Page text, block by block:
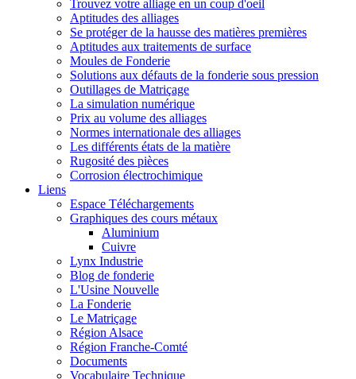
Trouvez votre alliage en un coup d'oeil
Aptitudes des alliages
Se protéger de la hausse des matières premières
Aptitudes aux traitements de surface
Moules de Fonderie
Solutions aux défauts de la fonderie sous pression
Outillages de Matriçage
La simulation numérique
Prix au volume des alliages
Normes internationale des alliages
Les différents états de la matière
Rugosité des pièces
Corrosion électrochimique
Liens
Espace Téléchargements
Graphiques des cours métaux
Aluminium
Cuivre
Lynx Industrie
Blog de fonderie
L'Usine Nouvelle
La Fonderie
Le Matriçage
Région Alsace
Région Franche-Comté
Documents
Vocabulaire Technique